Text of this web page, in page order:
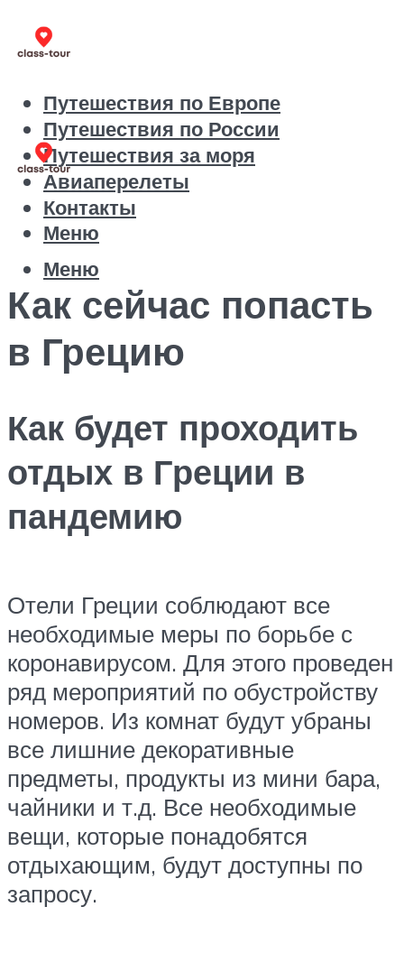
Путешествия по Европе
Путешествия по России
Путешествия за моря
Авиаперелеты
Контакты
Меню
Меню
Как сейчас попасть
в Грецию
Как будет проходить
отдых в Греции в
пандемию
Отели Греции соблюдают все
необходимые меры по борьбе с
коронавирусом. Для этого проведен
ряд мероприятий по обустройству
номеров. Из комнат будут убраны
все лишние декоративные
предметы, продукты из мини бара,
чайники и т.д. Все необходимые
вещи, которые понадобятся
отдыхающим, будут доступны по
запросу.